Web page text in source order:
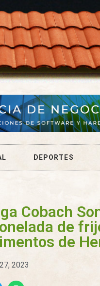
DEPORTES
Cobach
de
de
2023